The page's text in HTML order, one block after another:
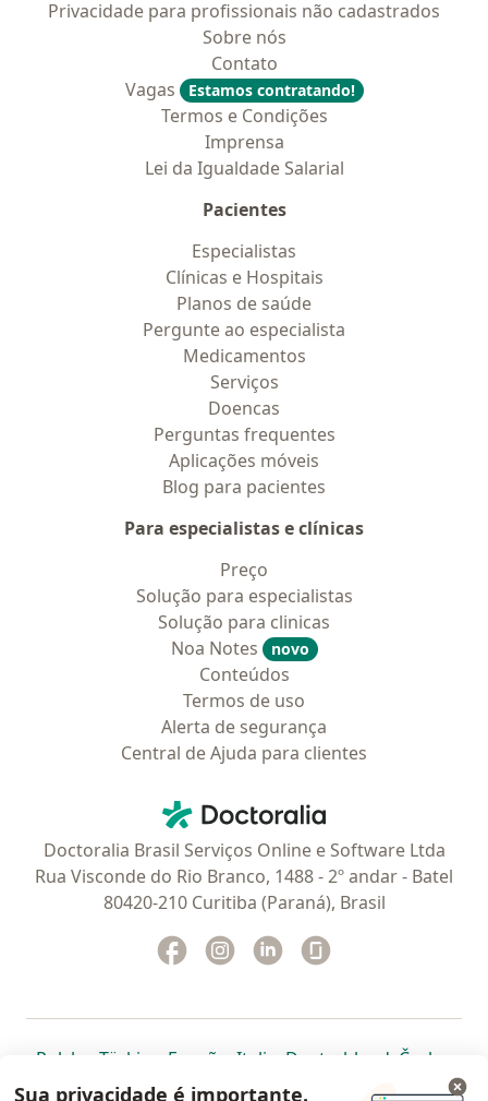
Privacidade para profissionais não cadastrados
Sobre nós
Contato
Vagas
Estamos contratando!
Termos e Condições
Imprensa
Lei da Igualdade Salarial
Pacientes
Especialistas
Clínicas e Hospitais
Planos de saúde
Pergunte ao especialista
Medicamentos
Serviços
Doencas
Perguntas frequentes
Aplicações móveis
Blog para pacientes
Para especialistas e clínicas
Preço
Solução para especialistas
Solução para clinicas
Noa Notes
novo
Conteúdos
Termos de uso
Alerta de segurança
Central de Ajuda para clientes
Doctoralia - Homepage
Doctoralia Brasil Serviços Online e Software Ltda
Rua Visconde do Rio Branco, 1488 - 2º andar - Batel
80420-210 Curitiba (Paraná), Brasil
Facebook
abre num novo separador
Instagram
abre num novo separador
Linkedin
abre num novo
Polska abre num novo separador
Türkiye abre num novo separador
España abre num novo separador
Italia abre num novo
Deutschlandabre num
Česko
Portugal abre num novo separador
, México abre num novo separador
, abre num novo separador
Brasil abre num novoabre num
abre
Sua privacidade é importante.